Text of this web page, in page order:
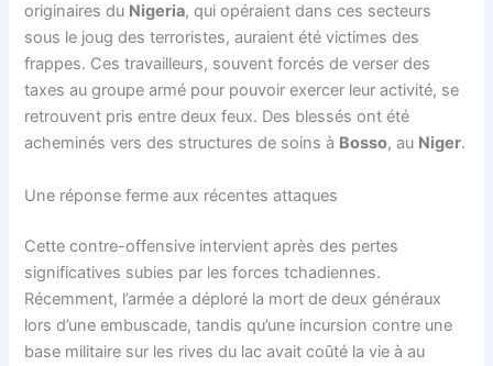
originaires du Nigeria, qui opéraient dans ces secteurs
sous le joug des terroristes, auraient été victimes des
frappes. Ces travailleurs, souvent forcés de verser des
taxes au groupe armé pour pouvoir exercer leur activité, se
retrouvent pris entre deux feux. Des blessés ont été
acheminés vers des structures de soins à Bosso, au Niger.
Une réponse ferme aux récentes attaques
Cette contre-offensive intervient après des pertes
significatives subies par les forces tchadiennes.
Récemment, l’armée a déploré la mort de deux généraux
lors d’une embuscade, tandis qu’une incursion contre une
base militaire sur les rives du lac avait coûté la vie à au